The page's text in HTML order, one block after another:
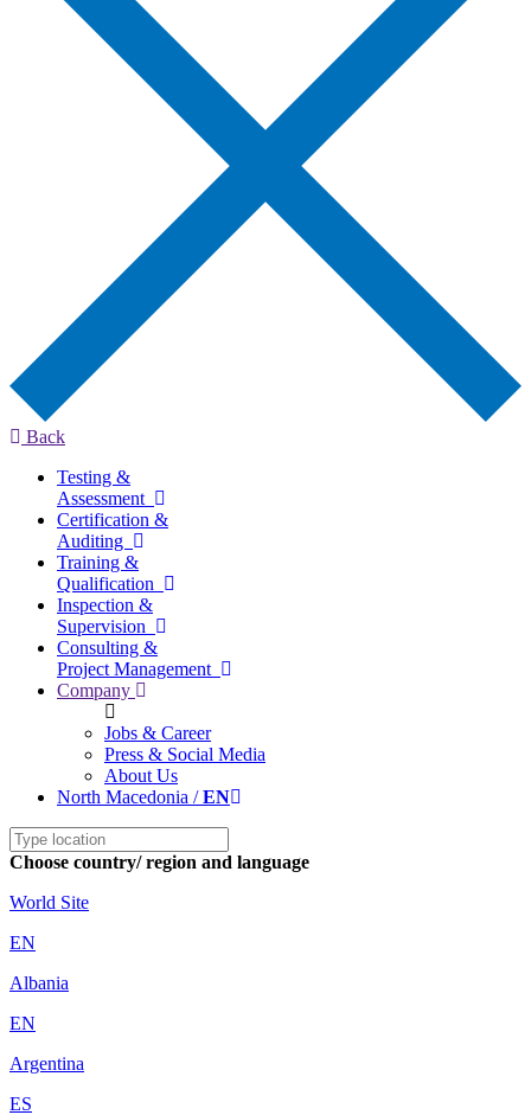
Back
Testing &
Assessment
Certification &
Auditing
Training &
Qualification
Inspection &
Supervision
Consulting &
Project Management
Company
Jobs & Career
Press & Social Media
About Us
North Macedonia /EN
Choose country/ region and language
World Site
EN
Albania
EN
Argentina
ES